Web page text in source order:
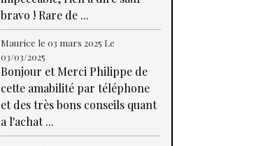
bravo ! Rare de ...
Maurice le 03 mars 2025 Le
03/03/2025
Bonjour et Merci Philippe de
cette amabilité par téléphone
et des très bons conseils quant
a l'achat ...